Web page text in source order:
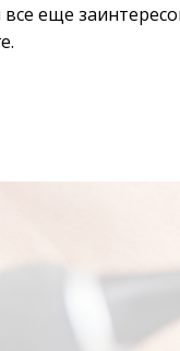
все еще